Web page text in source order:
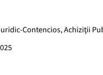
Contencios, Achiziţii